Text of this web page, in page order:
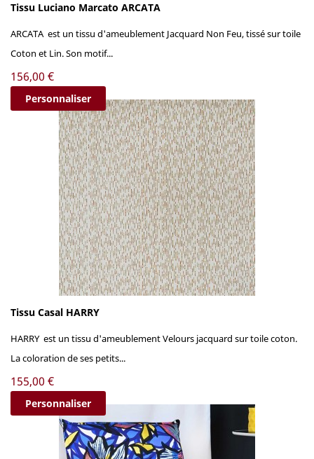
Tissu Luciano Marcato ARCATA
ARCATA est un tissu d'ameublement Jacquard Non Feu, tissé sur toile
Coton et Lin. Son motif...
Prix
156,00 €
Personnaliser
Tissu Casal HARRY
HARRY est un tissu d'ameublement Velours jacquard sur toile coton.
La coloration de ses petits...
Prix
155,00 €
Personnaliser